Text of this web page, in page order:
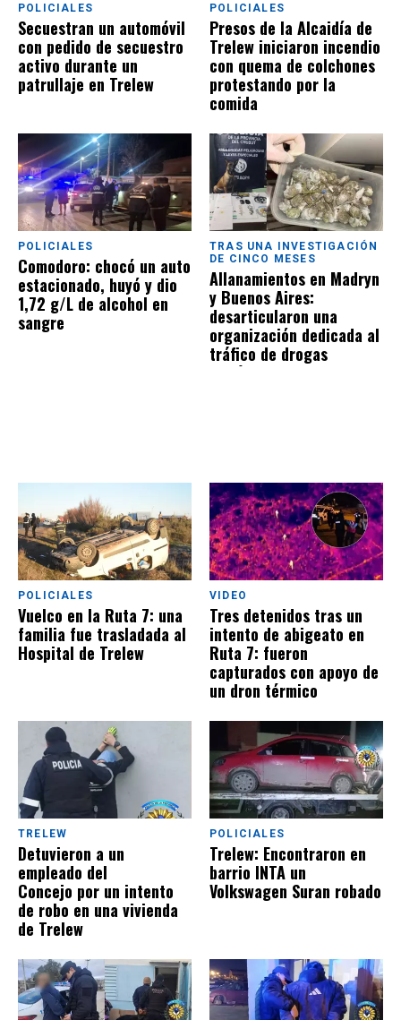
POLICIALES
Secuestran un automóvil
con pedido de secuestro
activo durante un
patrullaje en Trelew
POLICIALES
Presos de la Alcaidía de
Trelew iniciaron incendio
con quema de colchones
protestando por la
comida
POLICIALES
Comodoro: chocó un auto
estacionado, huyó y dio
1,72 g/L de alcohol en
sangre
TRAS UNA INVESTIGACIÓN
DE CINCO MESES
Allanamientos en Madryn
y Buenos Aires:
desarticularon una
organización dedicada al
tráfico de drogas
sintéticas
POLICIALES
Vuelco en la Ruta 7: una
familia fue trasladada al
Hospital de Trelew
VIDEO
Tres detenidos tras un
intento de abigeato en
Ruta 7: fueron
capturados con apoyo de
un dron térmico
TRELEW
Detuvieron a un
empleado del
Concejo por un intento
de robo en una vivienda
de Trelew
POLICIALES
Trelew: Encontraron en
barrio INTA un
Volkswagen Suran robado